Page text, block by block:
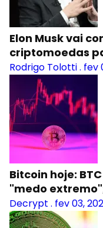
Elon Musk vai
criptomoedas
Rodrigo Tolotti. fev
Bitcoin hoje:
"medo
Decrypt . fev 03,